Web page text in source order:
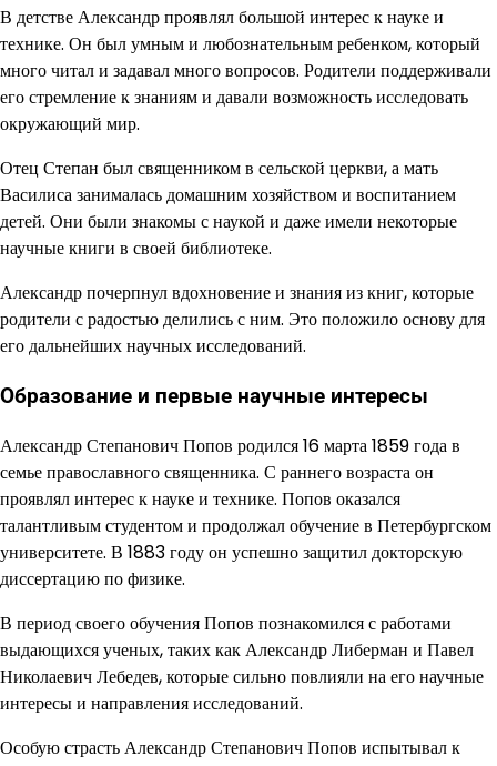
В детстве Александр проявлял большой интерес к науке и
технике. Он был умным и любознательным ребенком, который
много читал и задавал много вопросов. Родители поддерживали
его стремление к знаниям и давали возможность исследовать
окружающий мир.
Отец Степан был священником в сельской церкви, а мать
Василиса занималась домашним хозяйством и воспитанием
детей. Они были знакомы с наукой и даже имели некоторые
научные книги в своей библиотеке.
Александр почерпнул вдохновение и знания из книг, которые
родители с радостью делились с ним. Это положило основу для
его дальнейших научных исследований.
Образование и первые научные интересы
Александр Степанович Попов родился 16 марта 1859 года в
семье православного священника. С раннего возраста он
проявлял интерес к науке и технике. Попов оказался
талантливым студентом и продолжал обучение в Петербургском
университете. В 1883 году он успешно защитил докторскую
диссертацию по физике.
В период своего обучения Попов познакомился с работами
выдающихся ученых, таких как Александр Либерман и Павел
Николаевич Лебедев, которые сильно повлияли на его научные
интересы и направления исследований.
Особую страсть Александр Степанович Попов испытывал к